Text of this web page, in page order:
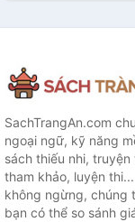
SachTrangAn.com
ngoại ngữ, kỹ năng
sách thiếu nhi,
tham khảo, luyện
không ngừng, chúng
bạn có thể so sánh